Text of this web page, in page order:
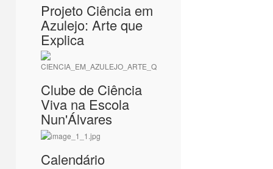
Projeto Ciência em
Azulejo: Arte que
Explica
Clube de Ciência
Viva na Escola
Nun'Álvares
Calendário